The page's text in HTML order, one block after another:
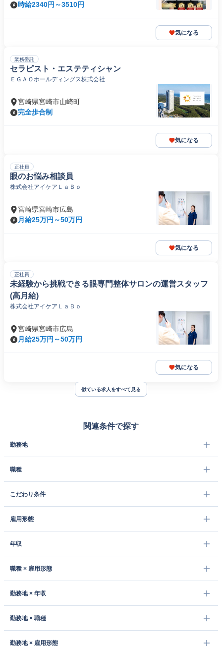
時給2340円～3510円
気になる
業務委託
セラピスト・エステティシャン
ＥＧＡＯホールディングス株式会社
宮崎県宮崎市山崎町
完全歩合制
気になる
正社員
眼のお悩み相談員
株式会社アイケアＬａＢｏ
宮崎県宮崎市広島
月給25万円～50万円
気になる
正社員
未経験から挑戦できる眼専門整体サロンの運営スタッフ
(高月給)
株式会社アイケアＬａＢｏ
宮崎県宮崎市広島
月給25万円～50万円
気になる
似ている求人をすべて見る
関連条件で探す
勤務地
職種
こだわり条件
雇用形態
年収
職種 × 雇用形態
勤務地 × 年収
勤務地 × 職種
勤務地 × 雇用形態